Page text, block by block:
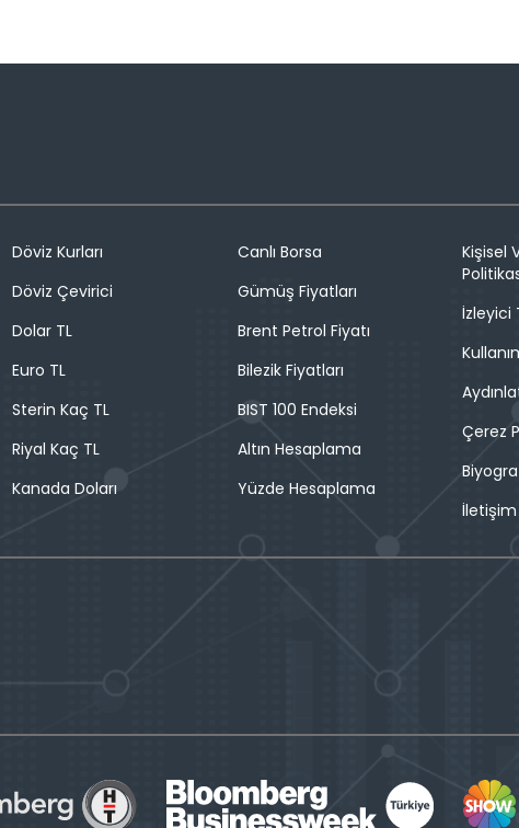
Döviz Kurları
Döviz Çevirici
Dolar TL
Euro TL
Sterin Kaç TL
Riyal Kaç TL
Kanada Doları
Canlı Borsa
Gümüş Fiyatları
Brent Petrol Fiyatı
Bilezik Fiyatları
BIST 100 Endeksi
Altın Hesaplama
Yüzde Hesaplama
Kişisel
İzleyici
Çerez
İletişim